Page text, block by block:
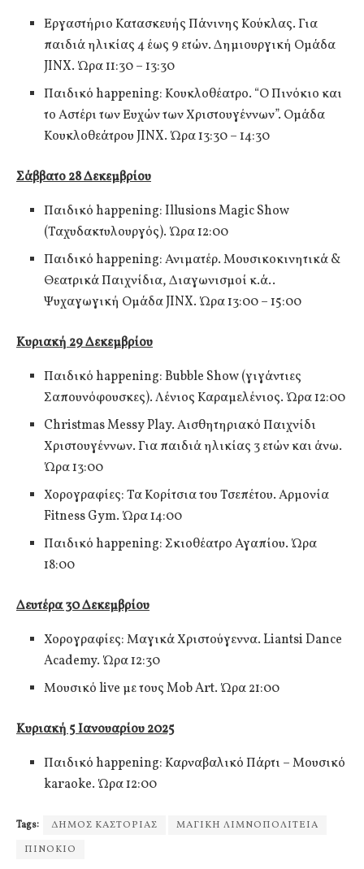
Εργαστήριο Κατασκευής Πάνινης Κούκλας. Για
παιδιά ηλικίας 4 έως 9 ετών. Δημιουργική Ομάδα
JINX. Ώρα 11:30 – 13:30
Παιδικό happening: Κουκλοθέατρο. “Ο Πινόκιο και
το Αστέρι των Ευχών των Χριστουγέννων”. Ομάδα
Κουκλοθεάτρου JINX. Ώρα 13:30 – 14:30
Σάββατο 28 Δεκεμβρίου
Παιδικό happening: Illusions Magic Show
(Ταχυδακτυλουργός). Ώρα 12:00
Παιδικό happening: Ανιματέρ. Μουσικοκινητικά &
Θεατρικά Παιχνίδια, Διαγωνισμοί κ.ά..
Ψυχαγωγική Ομάδα JINX. Ώρα 13:00 – 15:00
Κυριακή 29 Δεκεμβρίου
Παιδικό happening: Bubble Show (γιγάντιες
Σαπουνόφουσκες). Λένιος Καραμελένιος. Ώρα 12:00
Christmas Messy Play. Αισθητηριακό Παιχνίδι
Χριστουγέννων. Για παιδιά ηλικίας 3 ετών και άνω.
Ώρα 13:00
Χορογραφίες: Τα Κορίτσια του Τσεπέτου. Αρμονία
Fitness Gym. Ώρα 14:00
Παιδικό happening: Σκιοθέατρο Αγαπίου. Ώρα
18:00
Δευτέρα 30 Δεκεμβρίου
Χορογραφίες: Μαγικά Χριστούγεννα. Liantsi Dance
Academy. Ώρα 12:30
Μουσικό live με τους Mob Art. Ώρα 21:00
Κυριακή 5 Ιανουαρίου 2025
Παιδικό happening: Καρναβαλικό Πάρτι – Μουσικό
karaoke. Ώρα 12:00
Tags: ΔΗΜΟΣ ΚΑΣΤΟΡΙΑΣ
ΜΑΓΙΚΗ ΛΙΜΝΟΠΟΛΙΤΕΙΑ
ΠΙΝΟΚΙΟ